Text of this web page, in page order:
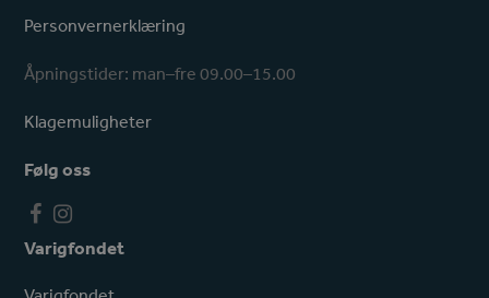
Personvernerklæring
Åpningstider: man–fre 09.00–15.00
Klagemuligheter
Følg oss
F
a
e
I
n
t
Varigfondet